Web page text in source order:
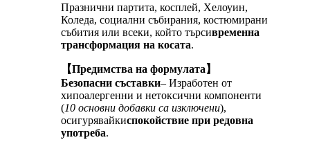
Празнични партита, косплей, Хелоуин,
Коледа, социални събирания, костюмирани
събития или всеки, който търсивременна
трансформация на косата.
【Предимства на формулата】
Безопасни съставки– Изработен от
хипоалергенни и нетоксични компоненти
(10 основни добавки са изключени),
осигурявайкиспокойствие при редовна
употреба.